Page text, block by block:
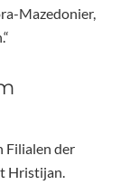
Mazedonier,
Filialen der
Hristijan.